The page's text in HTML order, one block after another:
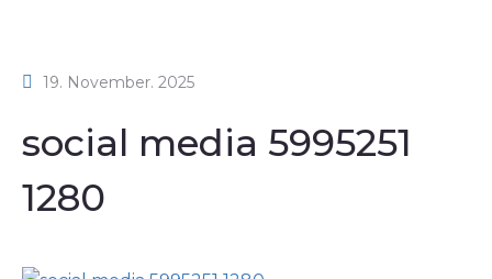
19. November. 2025
social media 5995251
1280